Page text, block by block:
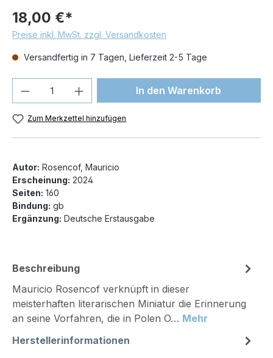
18,00 €*
Preise inkl. MwSt. zzgl. Versandkosten
Versandfertig in 7 Tagen, Lieferzeit 2-5 Tage
Produkt Anzahl: Gib denIn den Warenkorb
Zum Merkzettel hinzufügen
Autor: Rosencof, Mauricio
Erscheinung: 2024
Seiten: 160
Bindung: gb
Ergänzung: Deutsche Erstausgabe
Beschreibung
Mauricio Rosencof verknüpft in dieser
meisterhaften literarischen Miniatur die Erinnerung
an seine Vorfahren, die in Polen O… Mehr
Herstellerinformationen